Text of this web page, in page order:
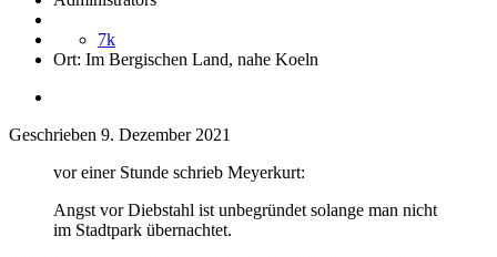
7k
Ort: Im Bergischen Land, nahe Koeln
Geschrieben 9. Dezember 2021
vor einer Stunde schrieb Meyerkurt:
Angst vor Diebstahl ist unbegründet solange man nicht
im Stadtpark übernachtet.